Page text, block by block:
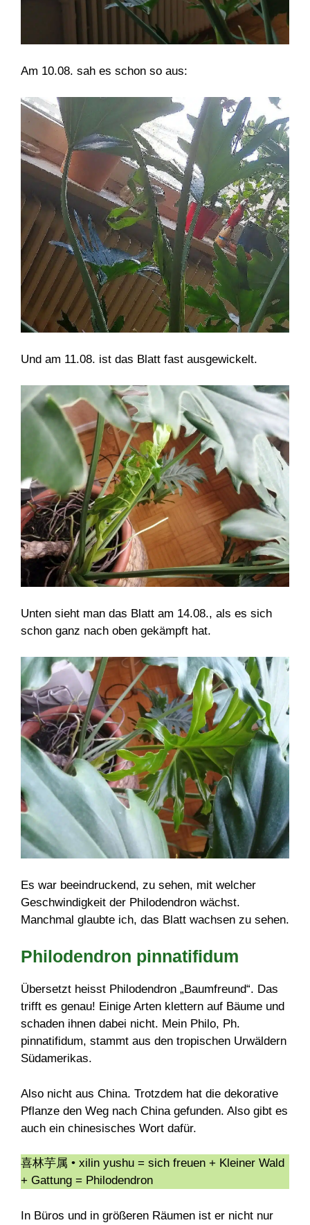
Am 10.08. sah es schon so aus:
Und am 11.08. ist das Blatt fast ausgewickelt.
Unten sieht man das Blatt am 14.08., als es sich
schon ganz nach oben gekämpft hat.
Es war beeindruckend, zu sehen, mit welcher
Geschwindigkeit der Philodendron wächst.
Manchmal glaubte ich, das Blatt wachsen zu sehen.
Philodendron pinnatifidum
Übersetzt heisst Philodendron „Baumfreund“. Das
trifft es genau! Einige Arten klettern auf Bäume und
schaden ihnen dabei nicht. Mein Philo, Ph.
pinnatifidum, stammt aus den tropischen Urwäldern
Südamerikas.
Also nicht aus China. Trotzdem hat die dekorative
Pflanze den Weg nach China gefunden. Also gibt es
auch ein chinesisches Wort dafür.
喜林芋属 • xilin yushu = sich freuen + Kleiner Wald
+ Gattung = Philodendron
In Büros und in größeren Räumen ist er nicht nur